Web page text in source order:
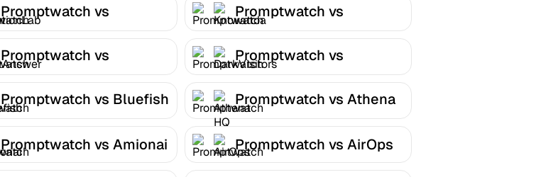
Promptwatch vs
MentionLab
Promptwatch vs
Knowatoa
Promptwatch vs
FirstAnswer
Promptwatch vs
DarkVisitors
Promptwatch vs Bluefish
AI
Promptwatch vs Athena
HQ
Promptwatch vs Amionai Promptwatch vs AirOps